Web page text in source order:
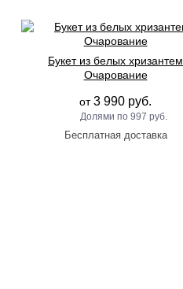
Букет из белых хризантем
Очарование
от3 990 руб.
997 руб.